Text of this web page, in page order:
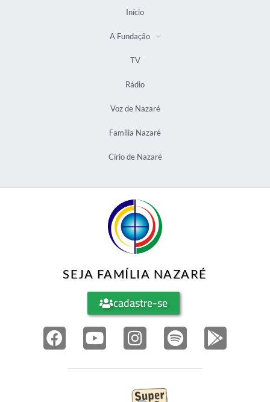
Início
A Fundação
TV
Rádio
Voz de Nazaré
Família Nazaré
Círio de Nazaré
SEJA FAMÍLIA NAZARÉ
cadastre-se